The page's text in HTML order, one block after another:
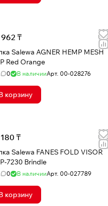
₸
Salewa AGNER HEMP MESH
Red Orange
0 В наличииАрт. 00-028276
корзину
₸
Salewa FANES FOLD VISOR
7230 Brindle
0 В наличииАрт. 00-027789
корзину